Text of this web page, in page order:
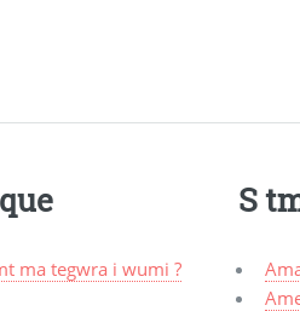
ma tegwra i wumi ?
S